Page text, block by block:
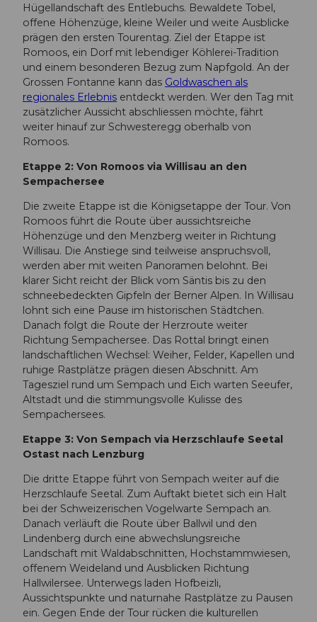
Hügellandschaft des Entlebuchs. Bewaldete Tobel,
offene Höhenzüge, kleine Weiler und weite Ausblicke
prägen den ersten Tourentag. Ziel der Etappe ist
Romoos, ein Dorf mit lebendiger Köhlerei-Tradition
und einem besonderen Bezug zum Napfgold. An der
Grossen Fontanne kann das Goldwaschen als
regionales Erlebnis entdeckt werden. Wer den Tag mit
zusätzlicher Aussicht abschliessen möchte, fährt
weiter hinauf zur Schwesteregg oberhalb von
Romoos.
Etappe 2: Von Romoos via Willisau an den
Sempachersee
Die zweite Etappe ist die Königsetappe der Tour. Von
Romoos führt die Route über aussichtsreiche
Höhenzüge und den Menzberg weiter in Richtung
Willisau. Die Anstiege sind teilweise anspruchsvoll,
werden aber mit weiten Panoramen belohnt. Bei
klarer Sicht reicht der Blick vom Säntis bis zu den
schneebedeckten Gipfeln der Berner Alpen. In Willisau
lohnt sich eine Pause im historischen Städtchen.
Danach folgt die Route der Herzroute weiter
Richtung Sempachersee. Das Rottal bringt einen
landschaftlichen Wechsel: Weiher, Felder, Kapellen und
ruhige Rastplätze prägen diesen Abschnitt. Am
Tagesziel rund um Sempach und Eich warten Seeufer,
Altstadt und die stimmungsvolle Kulisse des
Sempachersees.
Etappe 3: Von Sempach via Herzschlaufe Seetal
Ostast nach Lenzburg
Die dritte Etappe führt von Sempach weiter auf die
Herzschlaufe Seetal. Zum Auftakt bietet sich ein Halt
bei der Schweizerischen Vogelwarte Sempach an.
Danach verläuft die Route über Ballwil und den
Lindenberg durch eine abwechslungsreiche
Landschaft mit Waldabschnitten, Hochstammwiesen,
offenem Weideland und Ausblicken Richtung
Hallwilersee. Unterwegs laden Hofbeizli,
Aussichtspunkte und naturnahe Rastplätze zu Pausen
ein. Gegen Ende der Tour rücken die kulturellen